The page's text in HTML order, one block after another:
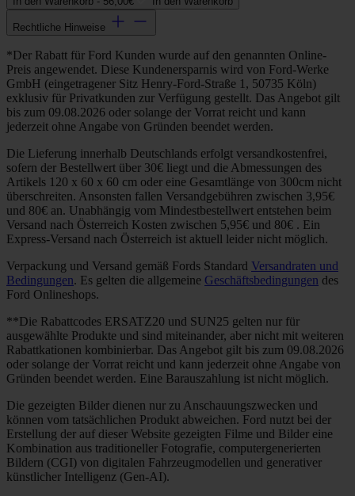
Rechtliche Hinweise
*Der Rabatt für Ford Kunden wurde auf den genannten Online-
Preis angewendet. Diese Kundenersparnis wird von Ford-Werke
GmbH (eingetragener Sitz Henry-Ford-Straße 1, 50735 Köln)
exklusiv für Privatkunden zur Verfügung gestellt. Das Angebot gilt
bis zum 09.08.2026 oder solange der Vorrat reicht und kann
jederzeit ohne Angabe von Gründen beendet werden.
Die Lieferung innerhalb Deutschlands erfolgt versandkostenfrei,
sofern der Bestellwert über 30€ liegt und die Abmessungen des
Artikels 120 x 60 x 60 cm oder eine Gesamtlänge von 300cm nicht
überschreiten. Ansonsten fallen Versandgebühren zwischen 3,95€
und 80€ an. Unabhängig vom Mindestbestellwert entstehen beim
Versand nach Österreich Kosten zwischen 5,95€ und 80€ . Ein
Express-Versand nach Österreich ist aktuell leider nicht möglich.
Verpackung und Versand gemäß Fords Standard Versandraten und
Bedingungen. Es gelten die allgemeine Geschäftsbedingungen des
Ford Onlineshops.
**Die Rabattcodes ERSATZ20 und SUN25 gelten nur für
ausgewählte Produkte und sind miteinander, aber nicht mit weiteren
Rabattkationen kombinierbar. Das Angebot gilt bis zum 09.08.2026
oder solange der Vorrat reicht und kann jederzeit ohne Angabe von
Gründen beendet werden. Eine Barauszahlung ist nicht möglich.
Die gezeigten Bilder dienen nur zu Anschauungszwecken und
können vom tatsächlichen Produkt abweichen. Ford nutzt bei der
Erstellung der auf dieser Website gezeigten Filme und Bilder eine
Kombination aus traditioneller Fotografie, computergenerierten
Bildern (CGI) von digitalen Fahrzeugmodellen und generativer
künstlicher Intelligenz (Gen-AI).